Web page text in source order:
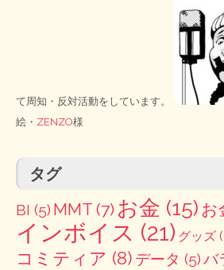
て周知・反対活動をしています。
絵・ ZENZO様
タグ
BI (5) MMT (7) お金 (15) お
インボイス (21) グッズ
コミティア (8) データ (5)バ